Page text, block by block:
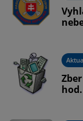
hod.